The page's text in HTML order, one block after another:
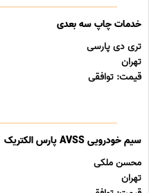
خدمات چاپ سه بعدی
تری دی پارسی
تهران
قیمت: توافقی
سیم خودرویی AVSS پارس الکتریک
محسن ملکی
تهران